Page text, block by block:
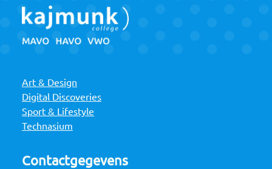
Art & Design
Digital Discoveries
Sport & Lifestyle
Technasium
Contactgegevens